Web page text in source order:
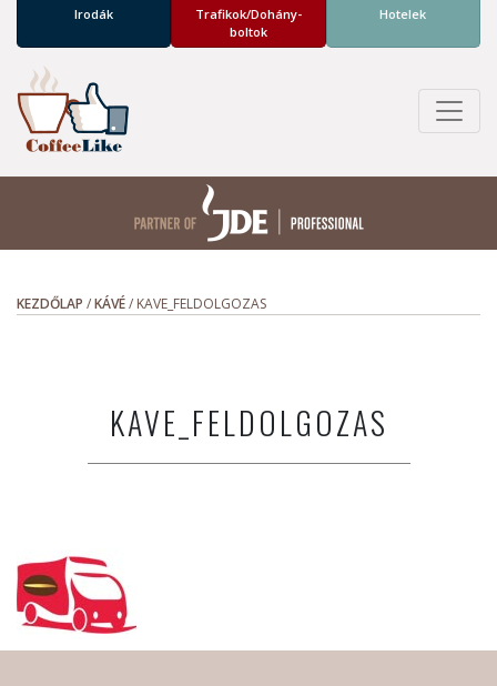
Irodák
Trafikok/­Dohány­
boltok
Hotelek
KEZDŐLAP /KÁVÉ/ KAVE_FELDOLGOZAS
KAVE_FELDOLGOZAS